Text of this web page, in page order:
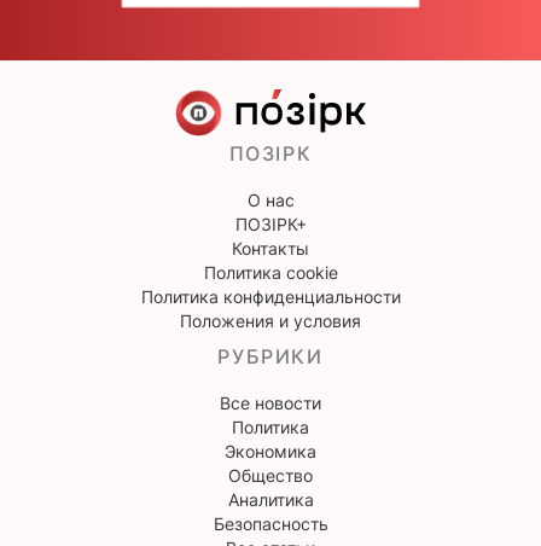
ПОЗІРК
О нас
ПОЗІРК+
Контакты
Политика cookie
Политика конфиденциальности
Положения и условия
РУБРИКИ
Все новости
Политика
Экономика
Общество
Аналитика
Безопасность